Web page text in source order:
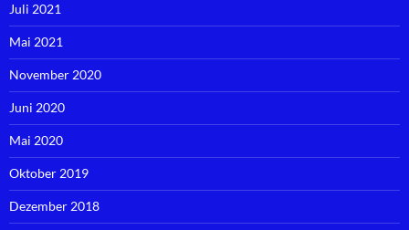
Juli 2021
Mai 2021
November 2020
Juni 2020
Mai 2020
Oktober 2019
Dezember 2018